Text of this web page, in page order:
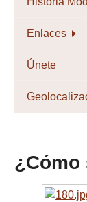
Enlaces
Únete
¿Cómo